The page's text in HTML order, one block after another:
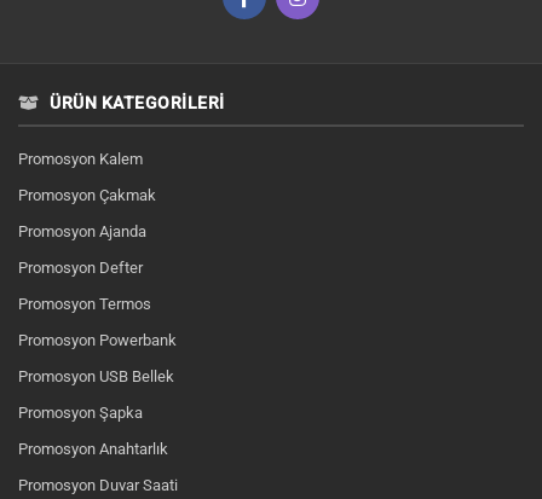
ÜRÜN KATEGORILERI
Promosyon Kalem
Promosyon Çakmak
Promosyon Ajanda
Promosyon Defter
Promosyon Termos
Promosyon Powerbank
Promosyon USB Bellek
Promosyon Şapka
Promosyon Anahtarlık
Promosyon Duvar Saati